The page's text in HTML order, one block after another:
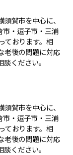
賀市を中心に、
市・逗子市・三浦
ております。相
老後の問題に対応
ください。
賀市を中心に、
市・逗子市・三浦
ております。相
老後の問題に対応
ください。